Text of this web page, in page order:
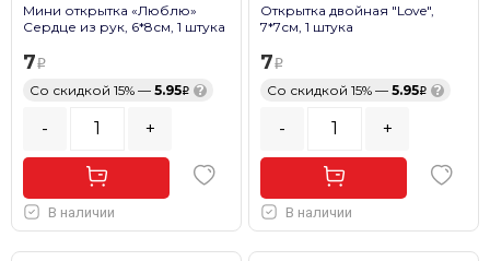
Мини открытка «Люблю»
Сердце из рук, 6*8см, 1 штука
7
Со скидкой 15% — 5.95 ?
- +
В наличии
Открытка двойная "Love",
7*7см, 1 штука
7
Со скидкой 15% — 5.95 ?
- +
В наличии